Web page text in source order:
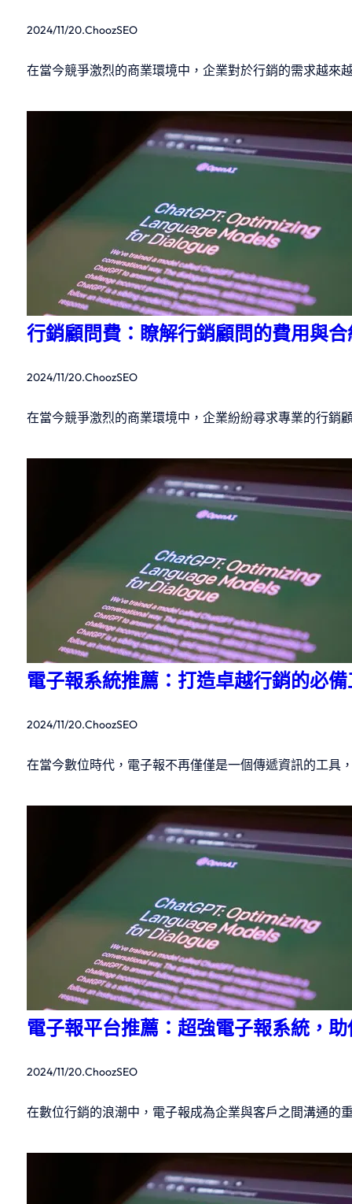
2024/11/20.ChoozSEO
在當今競爭激烈的商業環境中，企業對於行銷的需求越
行銷顧問費：瞭解行銷顧問的費用與合
2024/11/20.ChoozSEO
在當今競爭激烈的商業環境中，企業紛紛尋求專業的行
電子報系統推薦：打造卓越行銷的必
2024/11/20.ChoozSEO
在當今數位時代，電子報不再僅僅是一個傳遞資訊的工
電子報平台推薦：超強電子報系統，
2024/11/20.ChoozSEO
在數位行銷的浪潮中，電子報成為企業與客戶之間溝通